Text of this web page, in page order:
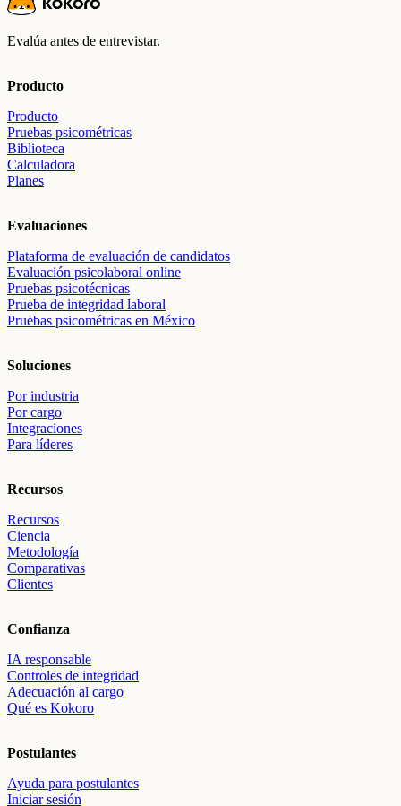
Evalúa antes de entrevistar.
Producto
Producto
Pruebas psicométricas
Biblioteca
Calculadora
Planes
Evaluaciones
Plataforma de evaluación de candidatos
Evaluación psicolaboral online
Pruebas psicotécnicas
Prueba de integridad laboral
Pruebas psicométricas en México
Soluciones
Por industria
Por cargo
Integraciones
Para líderes
Recursos
Recursos
Ciencia
Metodología
Comparativas
Clientes
Confianza
IA responsable
Controles de integridad
Adecuación al cargo
Qué es Kokoro
Postulantes
Ayuda para postulantes
Iniciar sesión